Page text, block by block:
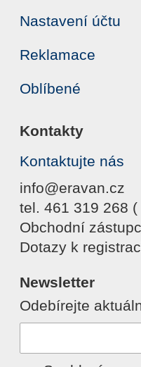
Nastavení účtu
Reklamace
Oblíbené
Kontakty
Kontaktujte nás
info@eravan.cz
tel. 461 319 268
Obchodní
Dotazy k
Newsletter
Odebírejte